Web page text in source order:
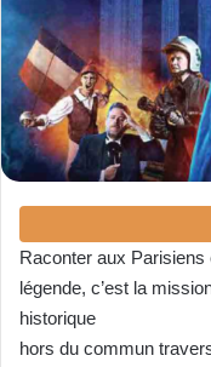
u
n
c
o
u
i
Raconter aux Parisiens
légende, c’est la
historique
hors du commun